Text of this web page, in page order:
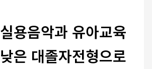
용음악과 유아교육
은 대졸자전형으로